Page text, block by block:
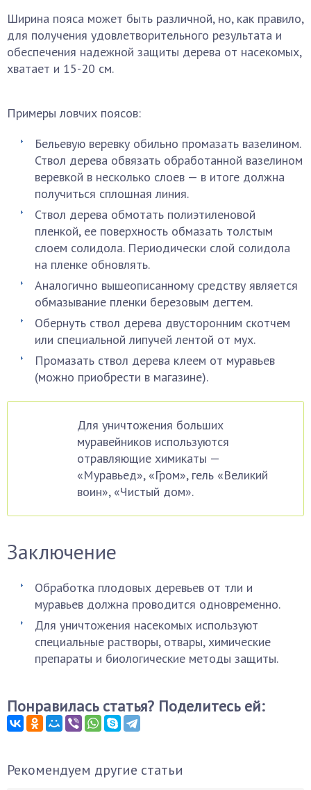
Ширина пояса может быть различной, но, как правило,
для получения удовлетворительного результата и
обеспечения надежной защиты дерева от насекомых,
хватает и 15-20 см.
Примеры ловчих поясов:
Бельевую веревку обильно промазать вазелином.
Ствол дерева обвязать обработанной вазелином
веревкой в несколько слоев — в итоге должна
получиться сплошная линия.
Ствол дерева обмотать полиэтиленовой
пленкой, ее поверхность обмазать толстым
слоем солидола. Периодически слой солидола
на пленке обновлять.
Аналогично вышеописанному средству является
обмазывание пленки березовым дегтем.
Обернуть ствол дерева двусторонним скотчем
или специальной липучей лентой от мух.
Промазать ствол дерева клеем от муравьев
(можно приобрести в магазине).
Для уничтожения больших
муравейников используются
отравляющие химикаты —
«Муравьед», «Гром», гель «Великий
воин», «Чистый дом».
Заключение
Обработка плодовых деревьев от тли и
муравьев должна проводится одновременно.
Для уничтожения насекомых используют
специальные растворы, отвары, химические
препараты и биологические методы защиты.
Понравилась статья? Поделитесь ей:
Рекомендуем другие статьи